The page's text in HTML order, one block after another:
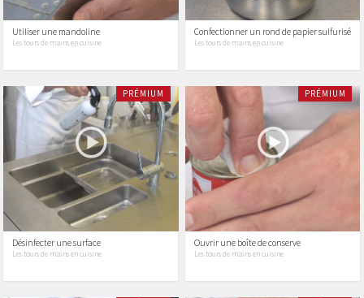
Utiliser une mandoline
Les tours de mains en cuisine
Confectionner un rond de papier sulfurisé
Les tours de mains en cuisine
PRÉMIUM
Désinfecter une surface
Les tours de mains en cuisine
PRÉMIUM
Ouvrir une boîte de conserve
Les tours de mains en cuisine